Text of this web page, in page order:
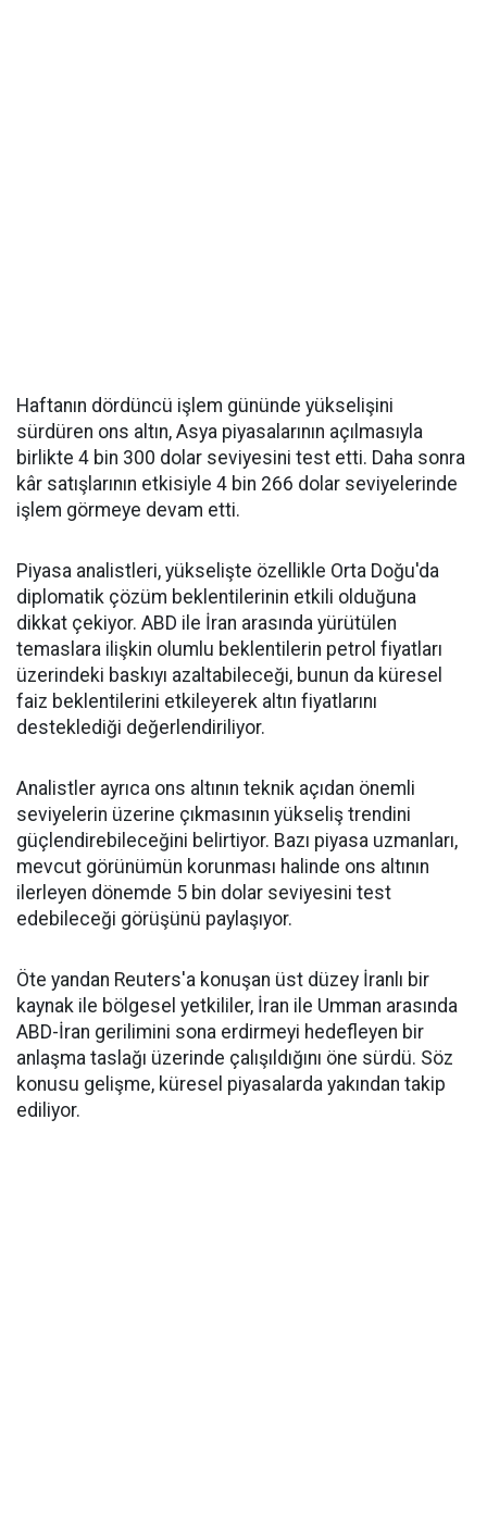
Haftanın dördüncü işlem gününde yükselişini
sürdüren ons altın, Asya piyasalarının açılmasıyla
birlikte 4 bin 300 dolar seviyesini test etti. Daha sonra
kâr satışlarının etkisiyle 4 bin 266 dolar seviyelerinde
işlem görmeye devam etti.
Piyasa analistleri, yükselişte özellikle Orta Doğu'da
diplomatik çözüm beklentilerinin etkili olduğuna
dikkat çekiyor. ABD ile İran arasında yürütülen
temaslara ilişkin olumlu beklentilerin petrol fiyatları
üzerindeki baskıyı azaltabileceği, bunun da küresel
faiz beklentilerini etkileyerek altın fiyatlarını
desteklediği değerlendiriliyor.
Analistler ayrıca ons altının teknik açıdan önemli
seviyelerin üzerine çıkmasının yükseliş trendini
güçlendirebileceğini belirtiyor. Bazı piyasa uzmanları,
mevcut görünümün korunması halinde ons altının
ilerleyen dönemde 5 bin dolar seviyesini test
edebileceği görüşünü paylaşıyor.
Öte yandan Reuters'a konuşan üst düzey İranlı bir
kaynak ile bölgesel yetkililer, İran ile Umman arasında
ABD-İran gerilimini sona erdirmeyi hedefleyen bir
anlaşma taslağı üzerinde çalışıldığını öne sürdü. Söz
konusu gelişme, küresel piyasalarda yakından takip
ediliyor.